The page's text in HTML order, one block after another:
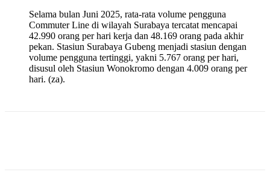
Selama bulan Juni 2025, rata-rata volume pengguna
Commuter Line di wilayah Surabaya tercatat mencapai
42.990 orang per hari kerja dan 48.169 orang pada akhir
pekan. Stasiun Surabaya Gubeng menjadi stasiun dengan
volume pengguna tertinggi, yakni 5.767 orang per hari,
disusul oleh Stasiun Wonokromo dengan 4.009 orang per
hari. (za).